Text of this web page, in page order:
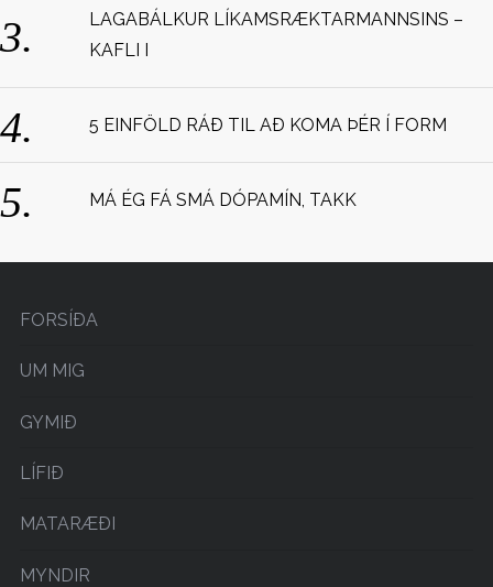
LAGABÁLKUR LÍKAMSRÆKTARMANNSINS –
KAFLI I
5 EINFÖLD RÁÐ TIL AÐ KOMA ÞÉR Í FORM
MÁ ÉG FÁ SMÁ DÓPAMÍN, TAKK
FORSÍÐA
UM MIG
GYMIÐ
LÍFIÐ
MATARÆÐI
MYNDIR
f
o
: